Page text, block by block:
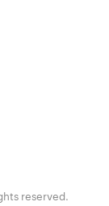
reserved.